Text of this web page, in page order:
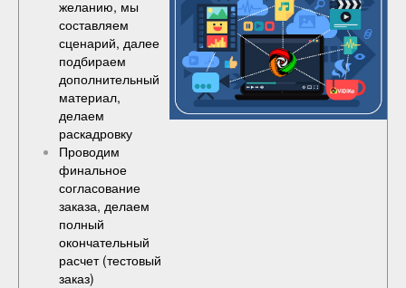
желанию, мы
составляем
сценарий, далее
подбираем
дополнительный
материал,
делаем
раскадровку
Проводим
финальное
согласование
заказа, делаем
полный
окончательный
расчет (тестовый
заказ)